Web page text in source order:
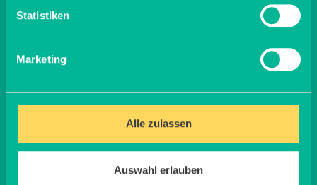
Statistiken
Marketing
Alle zulassen
Auswahl erlauben
Downloaden
In unserem PR-Kit finden Sie alles Wissenswerte zur
Initiative, Zahlen und Fakten, erste Fotos sowie
Jetzt herunterladen